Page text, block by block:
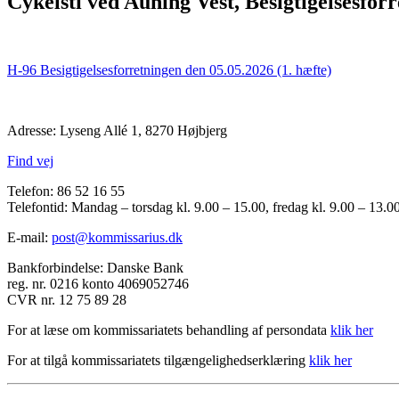
H-96 Besigtigelsesforretningen den 05.05.2026 (1. hæfte)
Adresse: Lyseng Allé 1, 8270 Højbjerg
Find vej
Telefon: 86 52 16 55
Telefontid: Mandag – torsdag kl. 9.00 – 15.00, fredag kl. 9.00 –
E-mail: post@kommissarius.dk
Bankforbindelse: Danske Bank
reg. nr. 0216 konto 4069052746
CVR nr. 12 75 89 28
For at læse om kommissariatets behandling af persondata klik her
For at tilgå kommissariatets tilgængelighedserklæring klik her